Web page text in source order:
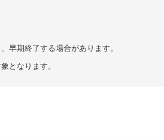
早期終了する場合があります。
となります。